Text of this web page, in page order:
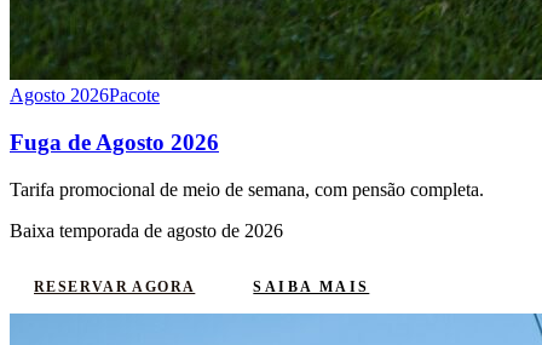
Agosto 2026Pacote
Fuga de Agosto 2026
Tarifa promocional de meio de semana, com pensão completa.
Baixa temporada de agosto de 2026
RESERVAR AGORA SAIBA MAIS